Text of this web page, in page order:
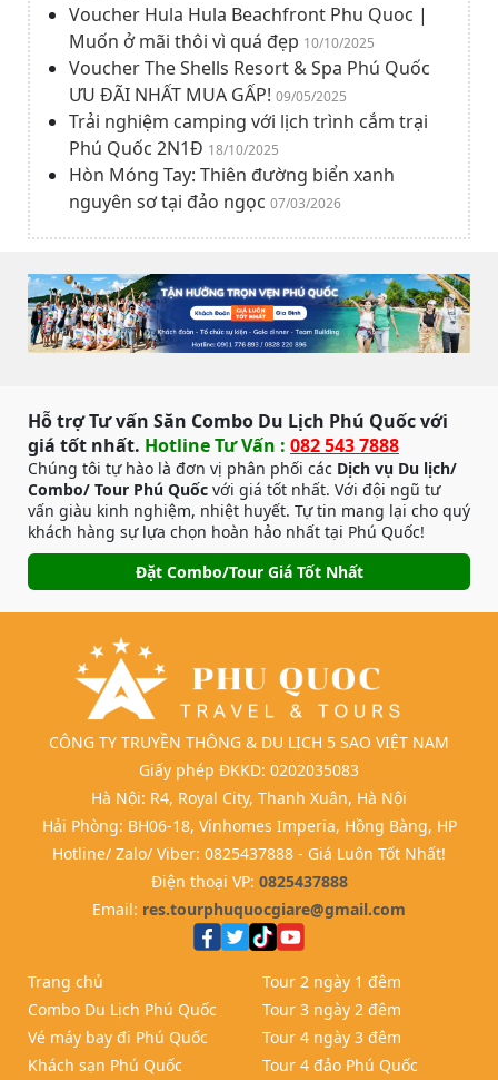
Voucher Hula Hula Beachfront Phu Quoc |
Muốn ở mãi thôi vì quá đẹp 10/10/2025
Voucher The Shells Resort & Spa Phú Quốc
ƯU ĐÃI NHẤT MUA GẤP! 09/05/2025
Trải nghiệm camping với lịch trình cắm trại
Phú Quốc 2N1Đ 18/10/2025
Hòn Móng Tay: Thiên đường biển xanh
nguyên sơ tại đảo ngọc 07/03/2026
Hỗ trợ Tư vấn Săn Combo Du Lịch Phú Quốc với
giá tốt nhất. Hotline Tư Vấn : 082 543 7888
Chúng tôi tự hào là đơn vị phân phối các Dịch vụ Du lịch/
Combo/ Tour Phú Quốc với giá tốt nhất. Với đội ngũ tư
vấn giàu kinh nghiệm, nhiệt huyết. Tự tin mang lại cho quý
khách hàng sự lựa chọn hoàn hảo nhất tại Phú Quốc!
Đặt Combo/Tour Giá Tốt Nhất
CÔNG TY TRUYỀN THÔNG & DU LỊCH 5 SAO VIỆT NAM
Giấy phép ĐKKD: 0202035083
Hà Nội: R4, Royal City, Thanh Xuân, Hà Nội
Hải Phòng: BH06-18, Vinhomes Imperia, Hồng Bàng, HP
Hotline/ Zalo/ Viber: 0825437888 - Giá Luôn Tốt Nhất!
Điện thoại VP: 0825437888
Email: res.tourphuquocgiare@gmail.com
Trang chủ
Combo Du Lịch Phú Quốc
Vé máy bay đi Phú Quốc
Khách sạn Phú Quốc
Tour 2 ngày 1 đêm
Tour 3 ngày 2 đêm
Tour 4 ngày 3 đêm
Tour 4 đảo Phú Quốc